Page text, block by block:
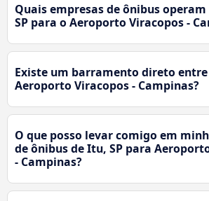
Quais empresas de ônibus
SP para o Aeroporto Viracopos -
Existe um barramento direto entre
Aeroporto Viracopos - Campinas?
O que posso levar comigo em
de ônibus de Itu, SP para
- Campinas?